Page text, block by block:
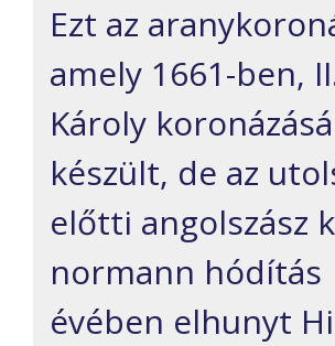
Ezt az
amely 1661-ben,
Károly
készült, de az
előtti angolszász
normann hódítás
évében elhunyt